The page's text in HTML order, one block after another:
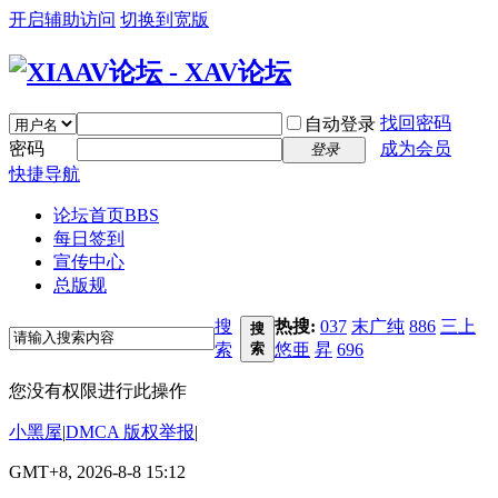
开启辅助访问 切换到宽版
自动登录 找回密码
密码
登录
成为会员
快捷导航
论坛首页BBS
每日签到
宣传中心
总版规
搜
索
搜
索
热搜: 037 末广纯 886 三上
悠亜 昇 696
您没有权限进行此操作
小黑屋|DMCA 版权举报|
GMT+8, 2026-8-8 15:12